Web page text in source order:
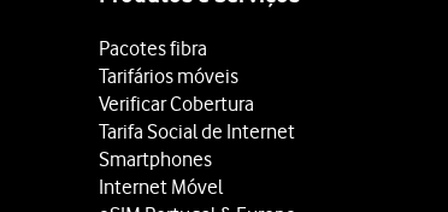
Pacotes fibra
Tarifários móveis
Verificar Cobertura
Tarifa Social de Internet
Smartphones
Internet Móvel